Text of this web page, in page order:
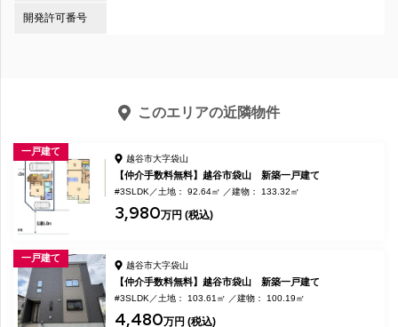
開発許可番号
このエリアの近隣物件
一戸建て
越谷市大字袋山
【仲介手数料無料】越谷市袋山 新築一戸建て
#3SLDK 土地： 92.64㎡ 建物： 133.32㎡
3,980万円 (税込)
一戸建て
越谷市大字袋山
【仲介手数料無料】越谷市袋山 新築一戸建て
#3SLDK 土地： 103.61㎡ 建物： 100.19㎡
4,480万円 (税込)